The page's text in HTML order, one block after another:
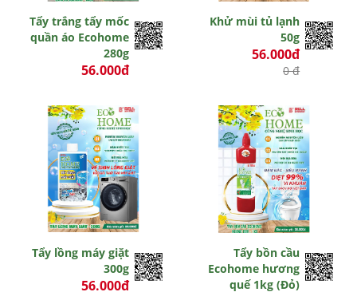
Tẩy trắng tẩy mốc
quần áo Ecohome
280g
56.000đ
Khử mùi tủ lạnh
50g
56.000đ
0 đ
Tẩy lồng máy giặt
300g
56.000đ
Tẩy bồn cầu
Ecohome hương
quế 1kg (Đỏ)